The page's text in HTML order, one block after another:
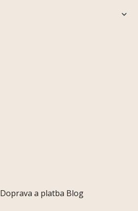
Doprava a platba Blog